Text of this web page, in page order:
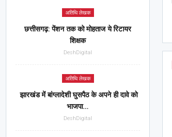
अतिथि लेखक
छत्तीसगढ़: पेंशन तक को मोहताज ये रिटायर
शिक्षक
DeshDigital
अतिथि लेखक
झारखंड में बांग्लादेशी घुसपैठ के अपने ही दावे को
भाजपा…
DeshDigital